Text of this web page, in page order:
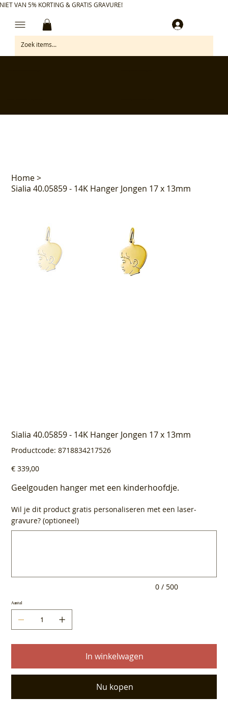
VAN 5% KORTING & GRATIS GRAVURE!
Home>
Sialia 40.05859 - 14K Hanger Jongen 17 x 13mm
Sialia 40.05859 - 14K Hanger Jongen 17 x 13mm
Productcode: Productcode
8718834217526
8718834217526
Prijs
€ 339,00
Geelgouden hanger met een kinderhoofdje.
Wil je dit product gratis personaliseren met een laser-
gravure? (optioneel)
0 / 500
Aantal
In winkelwagen
Nu kopen